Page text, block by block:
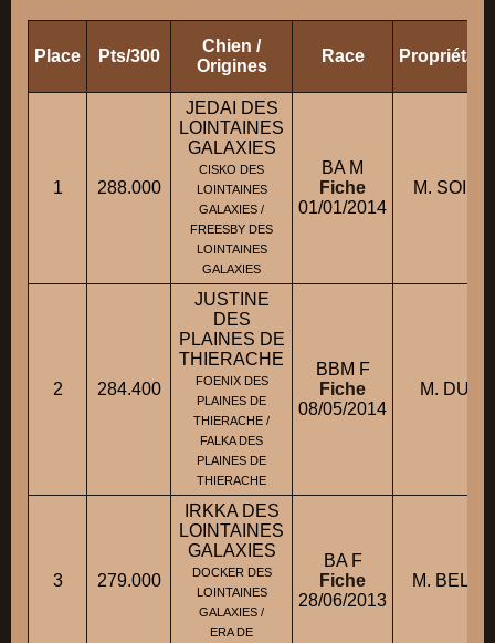
Place Pts/300
Chien /
Origines
Race
1 288.000
JEDAI DES
LOINTAINES
GALAXIES
CISKO DES
LOINTAINES
GALAXIES /
FREESBY DES
LOINTAINES
GALAXIES
BA M
Fiche
01/01/2014
M.
2 284.400
JUSTINE
DES
PLAINES DE
THIERACHE
FOENIX DES
PLAINES DE
THIERACHE /
FALKA DES
PLAINES DE
THIERACHE
BBM F
Fiche
08/05/2014
M.
3 279.000
IRKKA DES
LOINTAINES
GALAXIES
DOCKER DES
LOINTAINES
GALAXIES /
ERA DE
BA F
Fiche
28/06/2013
M.